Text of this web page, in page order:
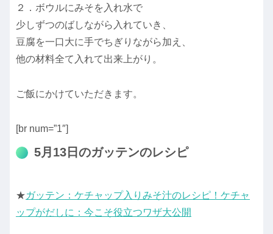
２．ボウルにみそを入れ水で
少しずつのばしながら入れていき、
豆腐を一口大に手でちぎりながら加え、
他の材料全て入れて出来上がり。
ご飯にかけていただきます。
[br num=”1″]
5月13日のガッテンのレシピ
★ガッテン：ケチャップ入りみそ汁のレシピ！ケチャ
ップがだしに：今こそ役立つワザ大公開